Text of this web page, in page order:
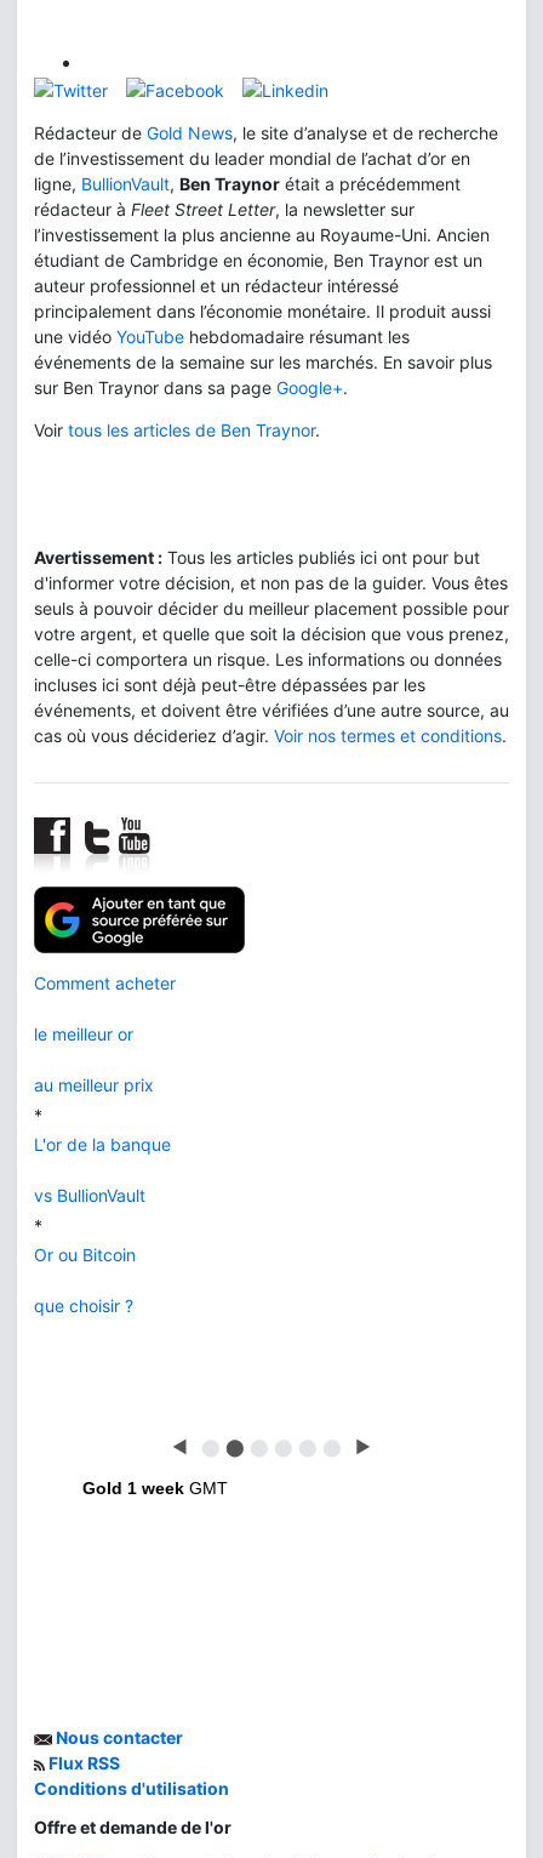
Rédacteur de Gold News, le site d’analyse et de recherche
de l’investissement du leader mondial de l’achat d’or en
ligne, BullionVault, Ben Traynor était a précédemment
rédacteur à Fleet Street Letter, la newsletter sur
l’investissement la plus ancienne au Royaume-Uni. Ancien
étudiant de Cambridge en économie, Ben Traynor est un
auteur professionnel et un rédacteur intéressé
principalement dans l’économie monétaire. Il produit aussi
une vidéo YouTube hebdomadaire résumant les
événements de la semaine sur les marchés. En savoir plus
sur Ben Traynor dans sa page Google+.
Voir tous les articles de Ben Traynor.
Avertissement : Tous les articles publiés ici ont pour but
d'informer votre décision, et non pas de la guider. Vous êtes
seuls à pouvoir décider du meilleur placement possible pour
votre argent, et quelle que soit la décision que vous prenez,
celle-ci comportera un risque. Les informations ou données
incluses ici sont déjà peut-être dépassées par les
événements, et doivent être vérifiées d’une autre source, au
cas où vous décideriez d’agir. Voir nos termes et conditions.
Comment acheter
le meilleur or
au meilleur prix
*
L'or de la banque
vs BullionVault
*
Or ou Bitcoin
que choisir ?
◀ ⬤ ⬤ ⬤ ⬤ ⬤ ⬤ ▶
Gold 1 week GMT
Nous contacter
Flux RSS
Conditions d'utilisation
Offre et demande de l'or